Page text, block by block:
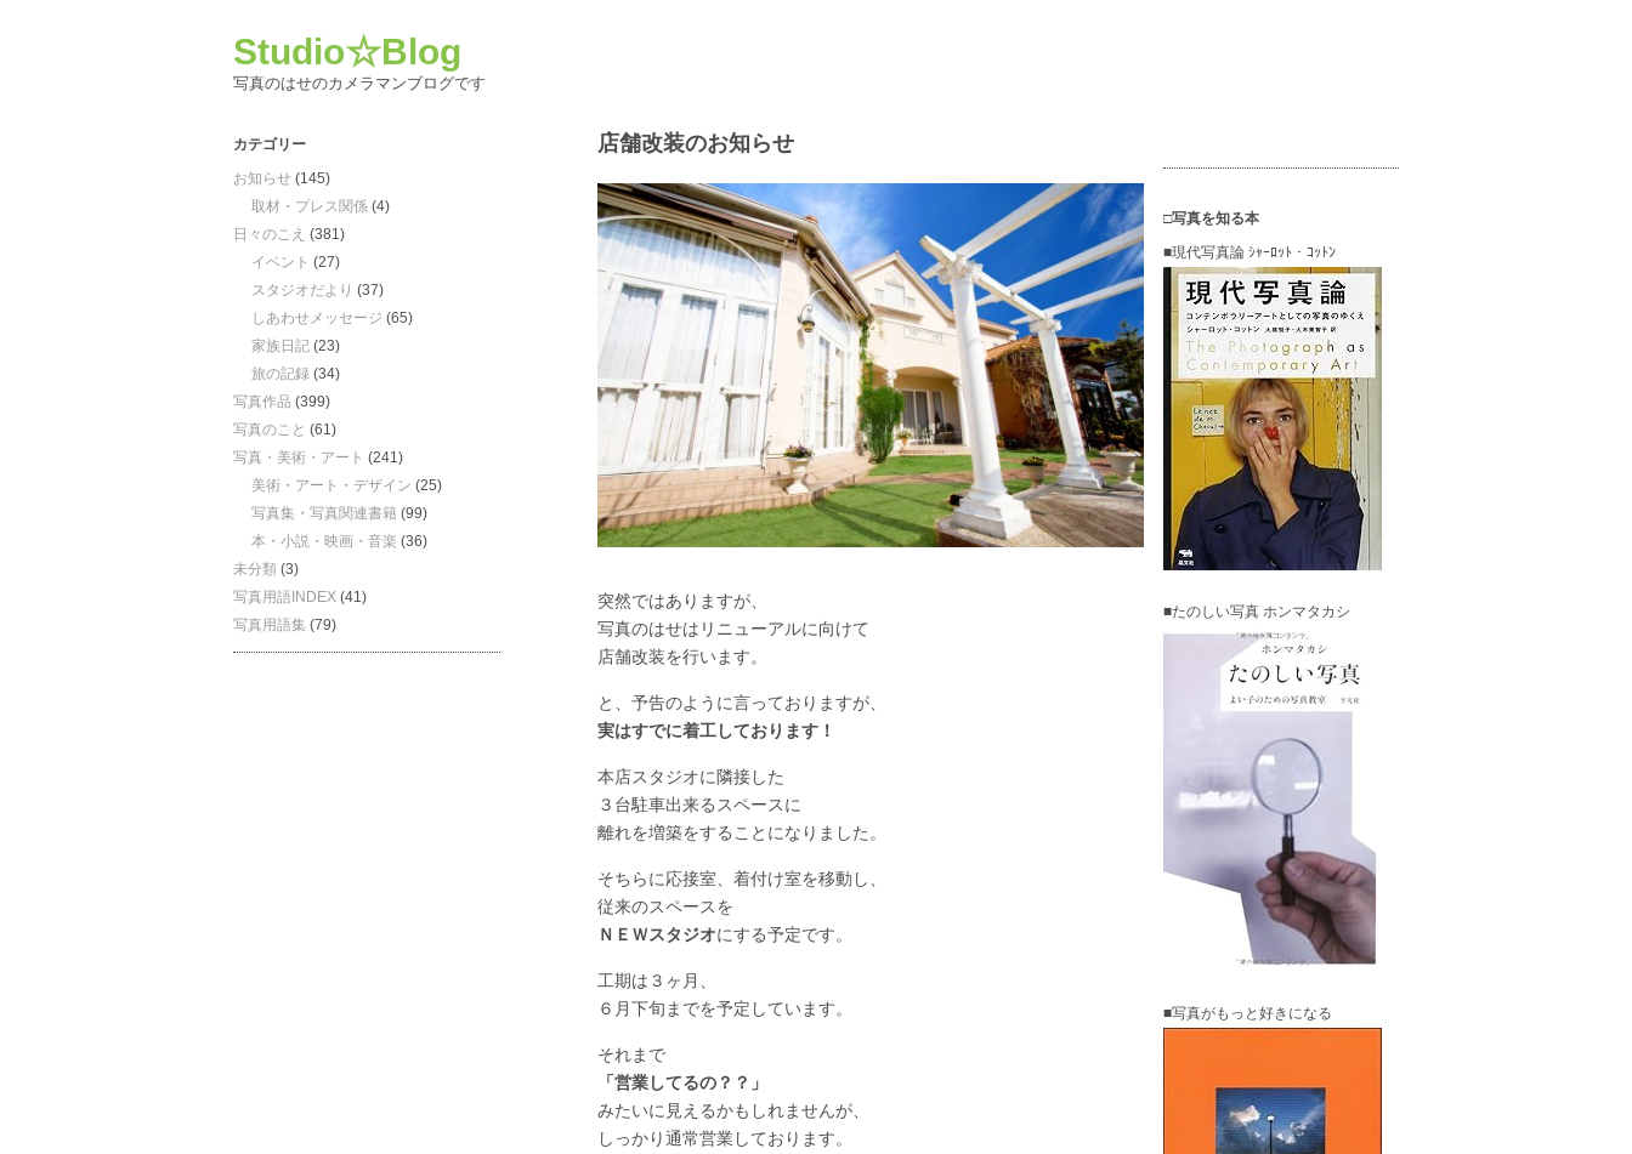
Studio☆Blog
写真のはせのカメラマンブログです
カテゴリー
お知らせ (145)
取材・プレス関係 (4)
日々のこえ (381)
イベント (27)
スタジオだより (37)
しあわせメッセージ (65)
家族日記 (23)
旅の記録 (34)
写真作品 (399)
写真のこと (61)
写真・美術・アート (241)
美術・アート・デザイン (25)
写真集・写真関連書籍 (99)
本・小説・映画・音楽 (36)
未分類 (3)
写真用語INDEX (41)
写真用語集 (79)
店舗改装のお知らせ
突然ではありますが、
写真のはせはリニューアルに向けて
店舗改装を行います。
と、予告のように言っておりますが、
実はすでに着工しております！
本店スタジオに隣接した
３台駐車出来るスペースに
離れを増築をすることになりました。
そちらに応接室、着付け室を移動し、
従来のスペースを
ＮＥＷスタジオにする予定です。
工期は３ヶ月、
６月下旬までを予定しています。
それまで
「営業してるの？？」
みたいに見えるかもしれませんが、
しっかり通常営業しております。
□写真を知る本
■現代写真論 ｼｬｰﾛｯﾄ・ｺｯﾄﾝ
■たのしい写真 ホンマタカシ
■写真がもっと好きになる